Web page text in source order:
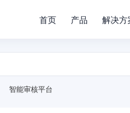
首页 产品 解决方
智能审核平台